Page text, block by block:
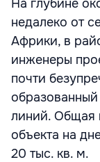
На глубине
недалеко от
Африки, в
инженеры
почти
линий. Общая
объекта на
20 тыс. кв. м.